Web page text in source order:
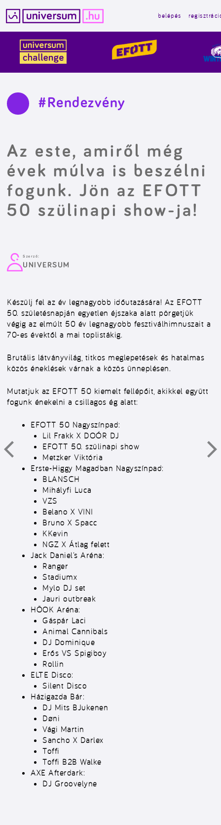
tartalomba
belépés
#Rendezvény
Az este, amiről még
évek múlva is beszélni
fogunk. Jön az EFOTT
50 szülinapi show-ja!
Szerző:
UNIVERSUM
Készülj fel az év legnagyobb időutazására! Az EFOTT
50. születésnapján egyetlen éjszaka alatt pörgetjük
végig az elmúlt 50 év legnagyobb fesztiválhimnuszait a
70-es évektől a mai toplistákig.
Brutális látványvilág, titkos meglepetések és hatalmas
közös éneklések várnak a közös ünneplésen.
Mutatjuk az EFOTT 50 kiemelt fellépőit, akikkel együtt
fogunk énekelni a csillagos ég alatt:
EFOTT 50 Nagyszínpad:
Lil Frakk X DOÓR DJ
EFOTT 50. szülinapi show
Metzker Viktória
Erste-Higgy Magadban Nagyszínpad:
BLANSCH
Mihályfi Luca
VZS
Belano X VINI
Bruno X Spacc
KKevin
NGZ X Átlag felett
Jack Daniel’s Aréna:
Ranger
Stadiumx
Mylo DJ set
Jauri outbreak
HÖOK Aréna:
Gáspár Laci
Animal Cannibals
DJ Dominique
Erős VS Spigiboy
Rollin
ELTE Disco:
Silent Disco
Házigazda Bár:
DJ Mits BJukenen
Døni
Vági Martin
Sancho X Darlex
Toffi
Toffi B2B Walke
AXE Afterdark:
DJ Groovelyne